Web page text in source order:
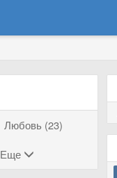
Любовь (23)
Еще